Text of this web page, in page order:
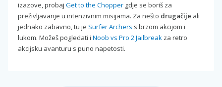
izazove, probaj Get to the Chopper gdje se boriš za
preživljavanje u intenzivnim misijama. Za nešto drugačije ali
jednako zabavno, tu je Surfer Archers s brzom akcijom i
lukom. Možeš pogledati i Noob vs Pro 2 Jailbreak za retro
akcijsku avanturu s puno napetosti.